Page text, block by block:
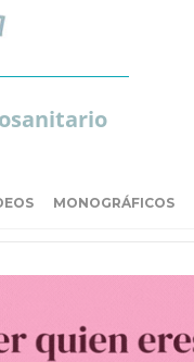
MONOGRÁFICOS